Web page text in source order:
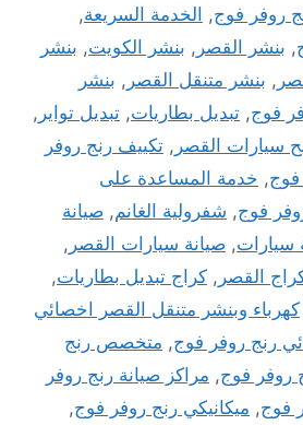
روفر فوج, الخدمة السريعة,
, بنشر القصر , بنشر الكويت, بنشر
, بنشر متنقل القصر , بنشر
فوج, تبديل بطاريات, تبديل تواير ,
سيارات القصر , تكييف رنج روفر
فوج, خدمة المساعدة على
فوج, شفرولية الغانم, صيانة
سيارات, صيانة سيارات القصر ,
القصر , كراج تبديل بطاريات,
كهرباء وبنشر متنقل القصر اخصائي
رنج روفر فوج, متخصص رنج
روفر فوج, مراكز صيانة رنج روفر
فوج, ميكانيكي رنج روفر فوج,